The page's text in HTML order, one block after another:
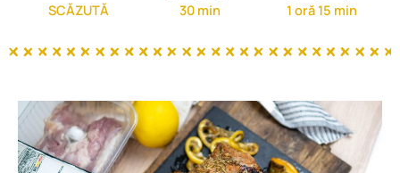
SCĂZUTĂ 30 min 1 oră 15 min